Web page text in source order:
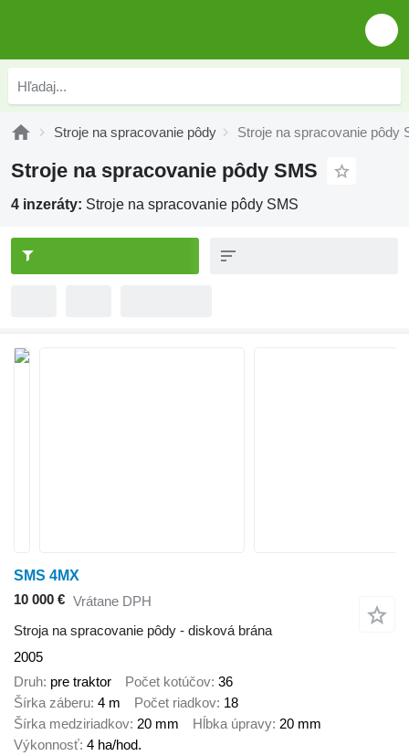
Stroje na spracovanie pôdy Stroje na spracovanie pôdy
Stroje na spracovanie pôdy SMS
4 inzeráty: Stroje na spracovanie pôdy SMS
SMS 4MX
10 000 € Vrátane DPH
Stroja na spracovanie pôdy - disková brána
2005
Druh pre traktor Počet kotúčov 36
Šírka záberu 4 m Počet riadkov 18
Šírka medziriadkov 20 mm Hĺbka úpravy 20 mm
Výkonnosť 4 ha/hod.